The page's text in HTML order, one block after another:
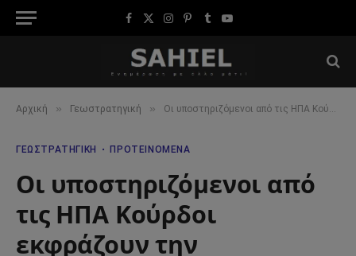
Facebook
X
Instagram
Pinterest
TumblrYouTube
Αρχική » Γεωστρατηγική » Οι υποστηριζόμενοι από τις ΗΠΑ Κούρδοι εκφράζουν την ετοιμότητά τους να ενταχθούν στον «νέο συριακό στρατό» υπό την κυριαρχία του HTS
ΓΕΩΣΤΡΑΤΗΓΙΚΉ ΠΡΟΤΕΙΝΌΜΕΝΑ
Οι υποστηριζόμενοι από
τις ΗΠΑ Κούρδοι
εκφράζουν την